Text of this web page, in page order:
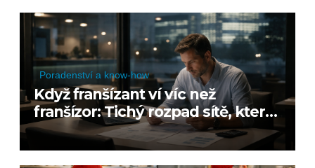
Poradenství a know-how
Když franšízant ví víc než
franšízor: Tichý rozpad sítě, který
začíná shora